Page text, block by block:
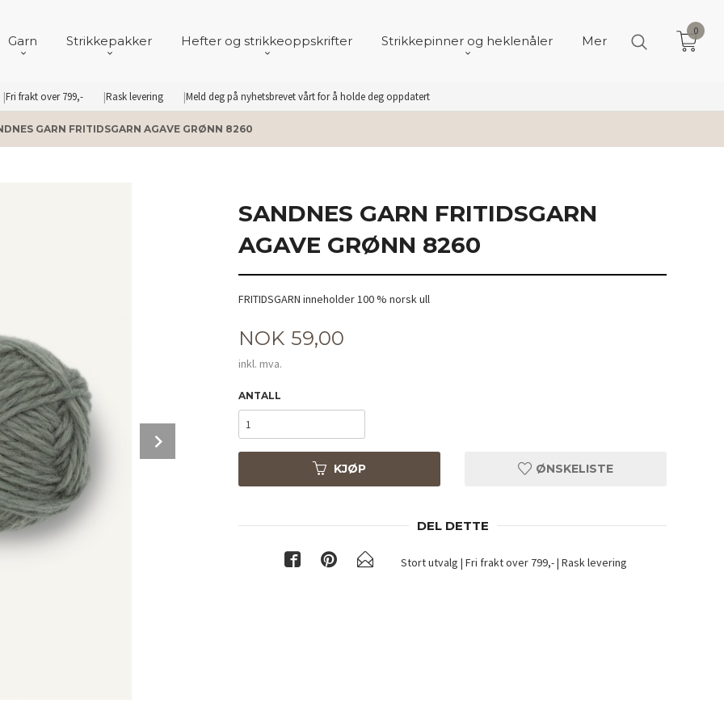
Fri frakt over 799,- Rask levering Meld deg på nyhetsbrevet vårt for å holde deg oppdatert
Garn Strikkepakker Hefter og strikkeoppskrifter Strikkepinner og heklenåler Mer
0
GARN FRITIDSGARN AGAVE GRØNN 8260
SANDNES GARN FRITIDSGARN
AGAVE GRØNN 8260
FRITIDSGARN inneholder 100 % norsk ull
Pris
NOK 59,00
inkl. mva.
ANTALL
KJØP ØNSKELISTE
DEL DETTE
Stort utvalg | Fri frakt over 799,- | Rask levering